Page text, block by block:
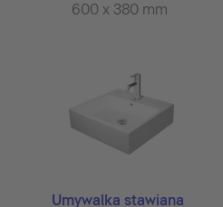
600 x 380 mm
Umywalka stawiana